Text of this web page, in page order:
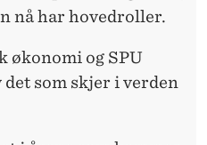
nå har hovedroller.
økonomi og SPU
som skjer i verden